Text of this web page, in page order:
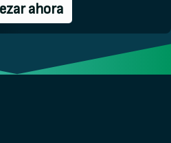
ahora